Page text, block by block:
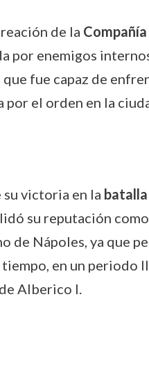
de la
por enemigos
fue capaz de
por el orden en la
victoria en la
su reputación
de Nápoles, ya que
en un
Alberico I.